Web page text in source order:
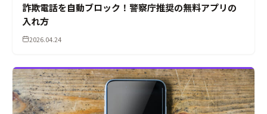
詐欺電話を自動ブロック！警察庁推奨の無料アプリの
入れ方
2026.04.24